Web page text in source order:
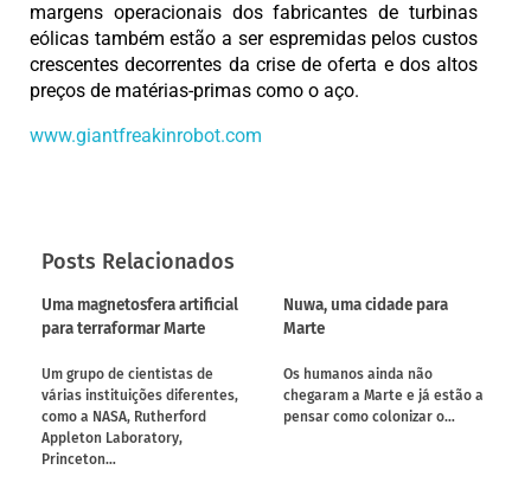
margens operacionais dos fabricantes de turbinas
eólicas também estão a ser espremidas pelos custos
crescentes decorrentes da crise de oferta e dos altos
preços de matérias-primas como o aço.
www.giantfreakinrobot.com
Posts Relacionados
Uma magnetosfera artificial
para terraformar Marte
Um grupo de cientistas de
várias instituições diferentes,
como a NASA, Rutherford
Appleton Laboratory,
Princeton…
Nuwa, uma cidade para
Marte
Os humanos ainda não
chegaram a Marte e já estão a
pensar como colonizar o…